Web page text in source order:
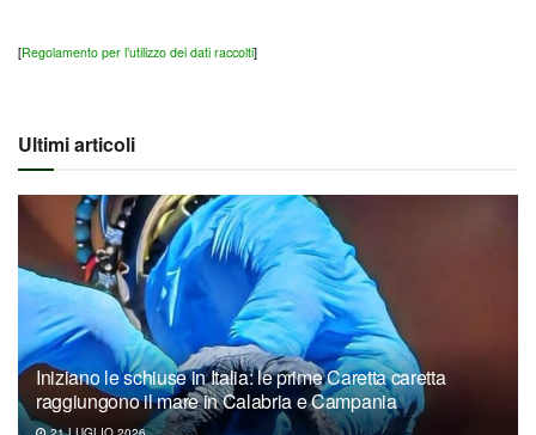
[Regolamento per l’utilizzo dei dati raccolti]
Ultimi articoli
Iniziano le schiuse in Italia: le prime Caretta caretta
raggiungono il mare in Calabria e Campania